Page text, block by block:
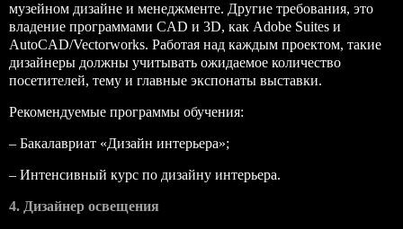
музейном дизайне и менеджменте. Другие требования, это
владение программами CAD и 3D, как Adobe Suites и
AutoCAD/Vectorworks. Работая над каждым проектом, такие
дизайнеры должны учитывать ожидаемое количество
посетителей, тему и главные экспонаты выставки.
Рекомендуемые программы обучения:
– Бакалавриат «Дизайн интерьера»;
– Интенсивный курс по дизайну интерьера.
4. Дизайнер освещения